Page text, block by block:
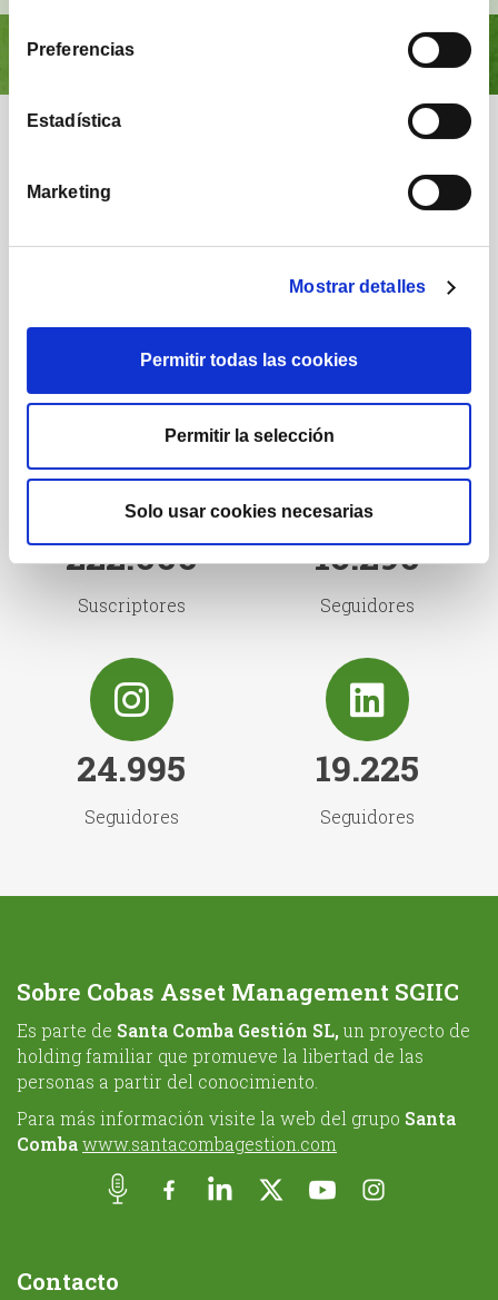
Preferencias
Estadística
Marketing
Mostrar detalles
Permitir todas las cookies
Permitir la selección
Solo usar cookies necesarias
Nuestra comunidad
1.224
Posts
1.732
Seguidores
222.000
Suscriptores
16.290
Seguidores
24.995
Seguidores
19.225
Seguidores
Sobre Cobas Asset Management SGIIC
Es parte de Santa Comba Gestión SL, un proyecto de
holding familiar que promueve la libertad de las
personas a partir del conocimiento.
Para más información visite la web del grupo Santa
Combawww.santacombagestion.com
Contacto